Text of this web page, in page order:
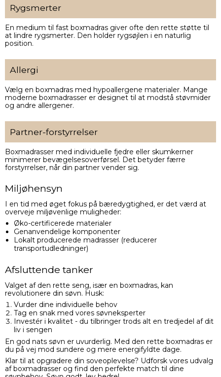
Rygsmerter
En medium til fast boxmadras giver ofte den rette støtte til
at lindre rygsmerter. Den holder rygsøjlen i en naturlig
position.
Allergi
Vælg en boxmadras med hypoallergene materialer. Mange
moderne boxmadrasser er designet til at modstå støvmider
og andre allergener.
Partner-forstyrrelser
Boxmadrasser med individuelle fjedre eller skumkerner
minimerer bevægelsesoverførsel. Det betyder færre
forstyrrelser, når din partner vender sig.
Miljøhensyn
I en tid med øget fokus på bæredygtighed, er det værd at
overveje miljøvenlige muligheder:
Øko-certificerede materialer
Genanvendelige komponenter
Lokalt producerede madrasser (reducerer
transportudledninger)
Afsluttende tanker
Valget af den rette seng, især en boxmadras, kan
revolutionere din søvn. Husk:
Vurder dine individuelle behov
Tag en snak med vores søvneksperter
Investér i kvalitet - du tilbringer trods alt en tredjedel af dit
liv i sengen
En god nats søvn er uvurderlig. Med den rette boxmadras er
du på vej mod sundere og mere energifyldte dage.
Klar til at opgradere din soveoplevelse? Udforsk vores udvalg
af boxmadrasser og find den perfekte match til dine